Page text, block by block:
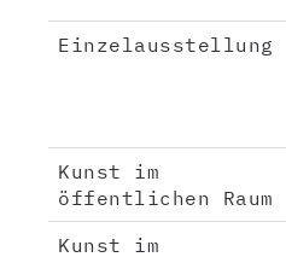
Einzelausstellung
Kunst im
öffentlichen Raum
Kunst im